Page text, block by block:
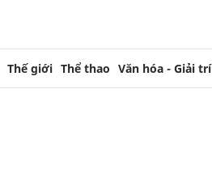
Thế giới Thể thao Văn hóa - Giải trí